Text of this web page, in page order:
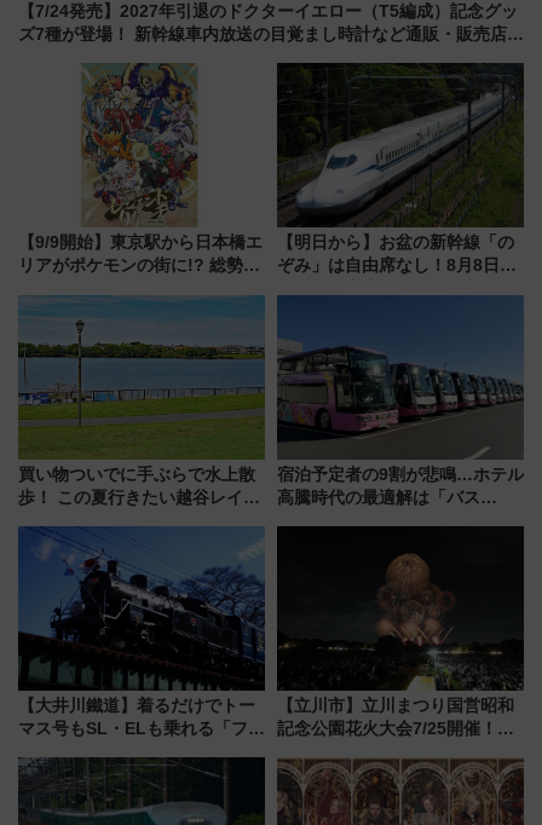
【7/24発売】2027年引退のドクターイエロー（T5編成）記念グッ
ズ7種が登場！ 新幹線車内放送の目覚まし時計など通販・販売店舗
【9/9開始】東京駅から日本橋エ
リアがポケモンの街に!? 総勢
リサーチ」本格謎解き・グッズ
情報まとめ
【明日から】お盆の新幹線「の
ぞみ」は自由席なし！8月8日午
雑避ける「空席」探しのコツ
買い物ついでに手ぶらで水上散
歩！ この夏行きたい越谷レイク
ア「LAKESIDE PARK」（埼玉
県越谷市）
宿泊予定者の9割が悲鳴…ホテル
高騰時代の最適解は「バス
【大井川鐵道】着るだけでトー
マス号もSL・ELも乗れる「フリ
受注販売
【立川市】立川まつり国営昭和
記念公園花火大会7/25開催！
混雑に要注意、その理由は